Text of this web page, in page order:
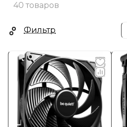
40 товаров
Фильтр